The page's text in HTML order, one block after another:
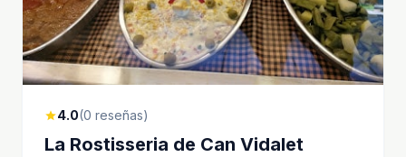
star4.0(0 reseñas)
La Rostisseria de Can Vidalet